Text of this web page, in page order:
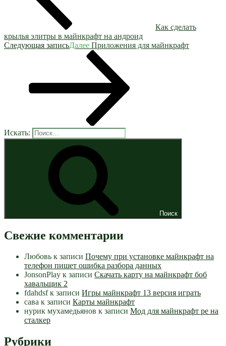
Как сделать
крылья элитры в майнкрафт на андроид
Следующая записьДалее Приложения для майнкрафт
Искать:
Поиск
Свежие комментарии
Любовь к записи Почему при установке майнкрафт на
телефон пишет ошибка разбора данных
JonsonPlay к записи Скачать карту на майнкрафт боб
хавальщик 2
fdahdsfк записи Игры майнкрафт 13 версия играть
сава к записи Карты майнкрафт
нурик мухамедьянов к записи Мод для майнкрафт pe на
сталкер
Рубрики